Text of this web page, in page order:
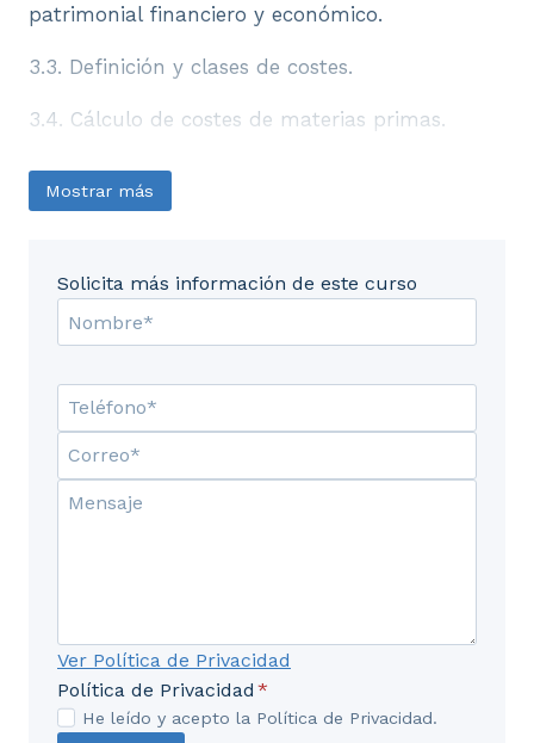
patrimonial financiero y económico.
3.3. Definición y clases de costes.
3.4. Cálculo de costes de materias primas.
3.5. Aplicación de métodos de control de
consumo.
3.7. Umbral de rentabilidad.
restauración.
4.1. Manejo de los principales programas de
gestión y control de restauración.
Mostrar más
Solicita más información de este curso
Ver Política de Privacidad
Política de Privacidad *
He leído y acepto la Política de Privacidad.